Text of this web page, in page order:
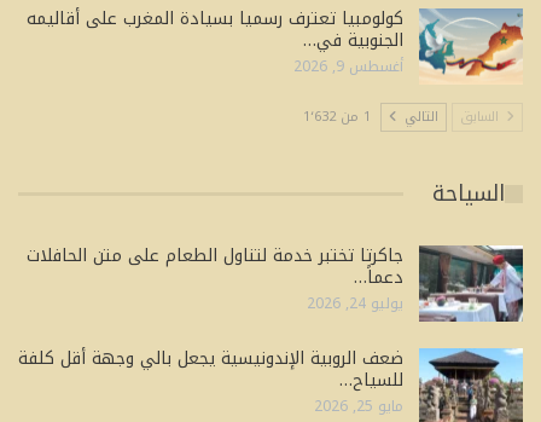
كولومبيا تعترف رسميا بسيادة المغرب على أقاليمه
الجنوبية في…
أغسطس 9, 2026
السابق التالي 1 من 1٬632
السياحة
جاكرتا تختبر خدمة لتناول الطعام على متن الحافلات
دعماً…
يوليو 24, 2026
ضعف الروبية الإندونيسية يجعل بالي وجهة أقل كلفة
للسياح…
مايو 25, 2026